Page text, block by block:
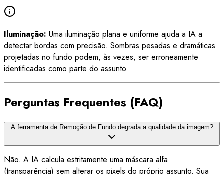
Iluminação: Uma iluminação plana e uniforme ajuda a IA a
detectar bordas com precisão. Sombras pesadas e dramáticas
projetadas no fundo podem, às vezes, ser erroneamente
identificadas como parte do assunto.
Perguntas Frequentes (FAQ)
A ferramenta de Remoção de Fundo degrada a qualidade da imagem?
Não. A IA calcula estritamente uma máscara alfa
(transparência) sem alterar os pixels do próprio assunto. Sua